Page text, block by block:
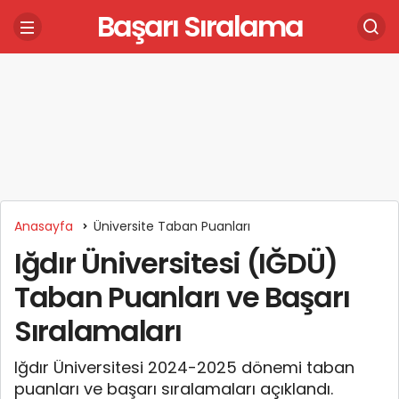
Başarı Sıralama
Anasayfa Üniversite Taban Puanları
Iğdır Üniversitesi (IĞDÜ)
Taban Puanları ve Başarı
Sıralamaları
Iğdır Üniversitesi 2024-2025 dönemi taban
puanları ve başarı sıralamaları açıklandı.